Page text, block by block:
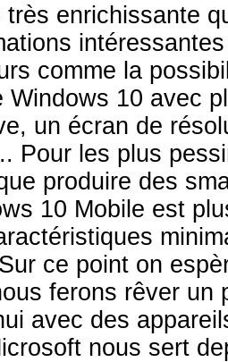
très enrichissante
comme la
Windows 10 avec
un écran de
Pour les plus
produire des
10 Mobile est
ce point on
ferons rêver un
avec des
nous sert